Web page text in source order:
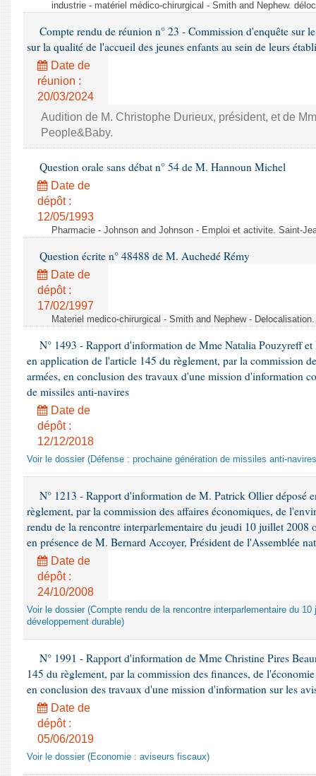
industrie - matériel médico-chirurgical - Smith and Nephew.
Compte rendu de réunion n° 23 - Commission d'enquête sur
sur la qualité de l'accueil des jeunes enfants au sein de leurs
Date de
réunion :
20/03/2024
Audition de M. Christophe Durieux, président, et de
People&Baby.
Question orale sans débat n° 54 de M. Hannoun Michel
Date de
dépôt :
12/05/1993
Pharmacie - Johnson and Johnson - Emploi et activite. Saint-
Question écrite n° 48488 de M. Auchedé Rémy
Date de
dépôt :
17/02/1997
Materiel medico-chirurgical - Smith and Nephew -
N° 1493 - Rapport d'information de Mme Natalia Pouzyreff
en application de l'article 145 du règlement, par la commission
armées, en conclusion des travaux d'une mission d'information
de missiles anti-navires
Date de
dépôt :
12/12/2018
Voir le dossier (Défense : prochaine génération de missiles anti-
N° 1213 - Rapport d'information de M. Patrick Ollier déposé
règlement, par la commission des affaires économiques, de
rendu de la rencontre interparlementaire du jeudi 10 juillet 2008
en présence de M. Bernard Accoyer, Président de l'Assemblée
Date de
dépôt :
24/10/2008
Voir le dossier (Compte rendu de la rencontre interparlementaire du
développement durable)
N° 1991 - Rapport d'information de Mme Christine Pires
145 du règlement, par la commission des finances, de
en conclusion des travaux d'une mission d'information sur les
Date de
dépôt :
05/06/2019
Voir le dossier (Economie : aviseurs fiscaux)